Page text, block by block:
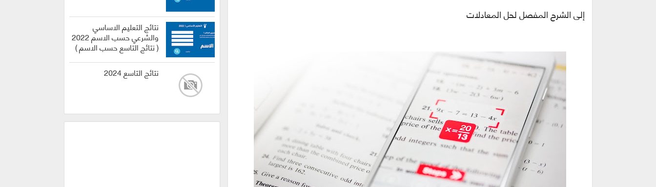
إلى الشرح المفصل لحل المعادلات
نتائج التعليم الاساسي
والشرعي حسب الاسم 2022
( نتائج التاسع حسب الاسم )
نتائج التاسع 2024